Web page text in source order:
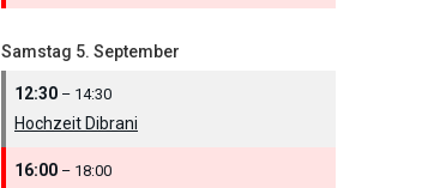
Samstag 5. September
12:30 – 14:30
Hochzeit Dibrani
16:00 – 18:00